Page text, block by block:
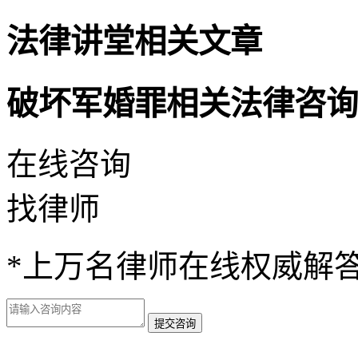
法律讲堂相关文章
破坏军婚罪相关法律咨询
在线咨询
找律师
* 上万名律师在线权威解